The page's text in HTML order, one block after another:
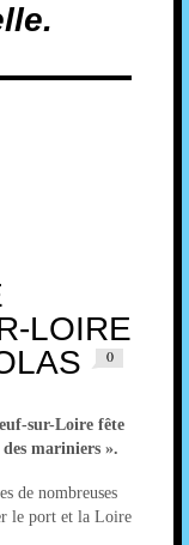
LOIRE
0
sur-Loire fête
mariniers ».
de nombreuses
le port et la Loire